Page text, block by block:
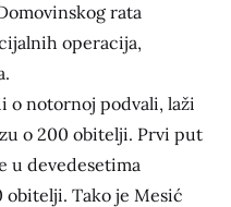
rata
operacija,
o notornoj podvali, laži
o 200 obitelji. Prvi put
u devedesetima
obitelji. Tako je Mesić